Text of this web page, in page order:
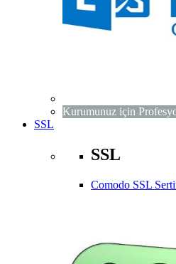
Kurumunuz için
SSL
SSL
Comodo SSL